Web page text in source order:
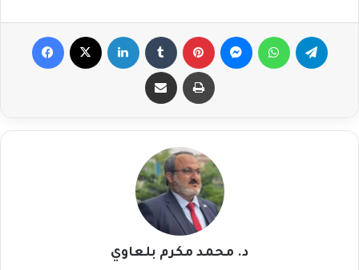
Facebook LinkedIn Tumblr Pinterest MessengerWhatsApp
Share via Email Print
د. محمد مكرم بلعاوي